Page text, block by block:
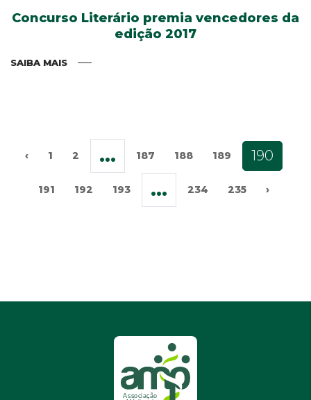
Concurso Literário premia vencedores da
edição 2017
SAIBA MAIS
‹ 1 2 ... 187 188 189 190
191 192 193 ... 234 235 ›